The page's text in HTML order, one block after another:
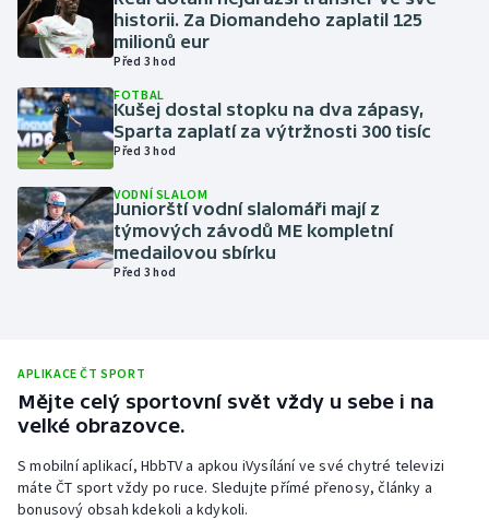
Krasobruslení
Lezení
Lyže a snowboard
Moderní pětiboj
Motorsport
Plavání
Plážový volejbal
Ragby
historii. Za Diomandeho zaplatil 125
milionů eur
Před 3 hod
FOTBAL
Kušej dostal stopku na dva zápasy,
Sparta zaplatí za výtržnosti 300 tisíc
Před 3 hod
VODNÍ SLALOM
Juniorští vodní slalomáři mají z
týmových závodů ME kompletní
medailovou sbírku
Před 3 hod
APLIKACE ČT SPORT
Mějte celý sportovní svět vždy u sebe i na
velké obrazovce.
S mobilní aplikací, HbbTV a apkou iVysílání ve své chytré televizi
máte ČT sport vždy po ruce. Sledujte přímé přenosy, články a
bonusový obsah kdekoli a kdykoli.